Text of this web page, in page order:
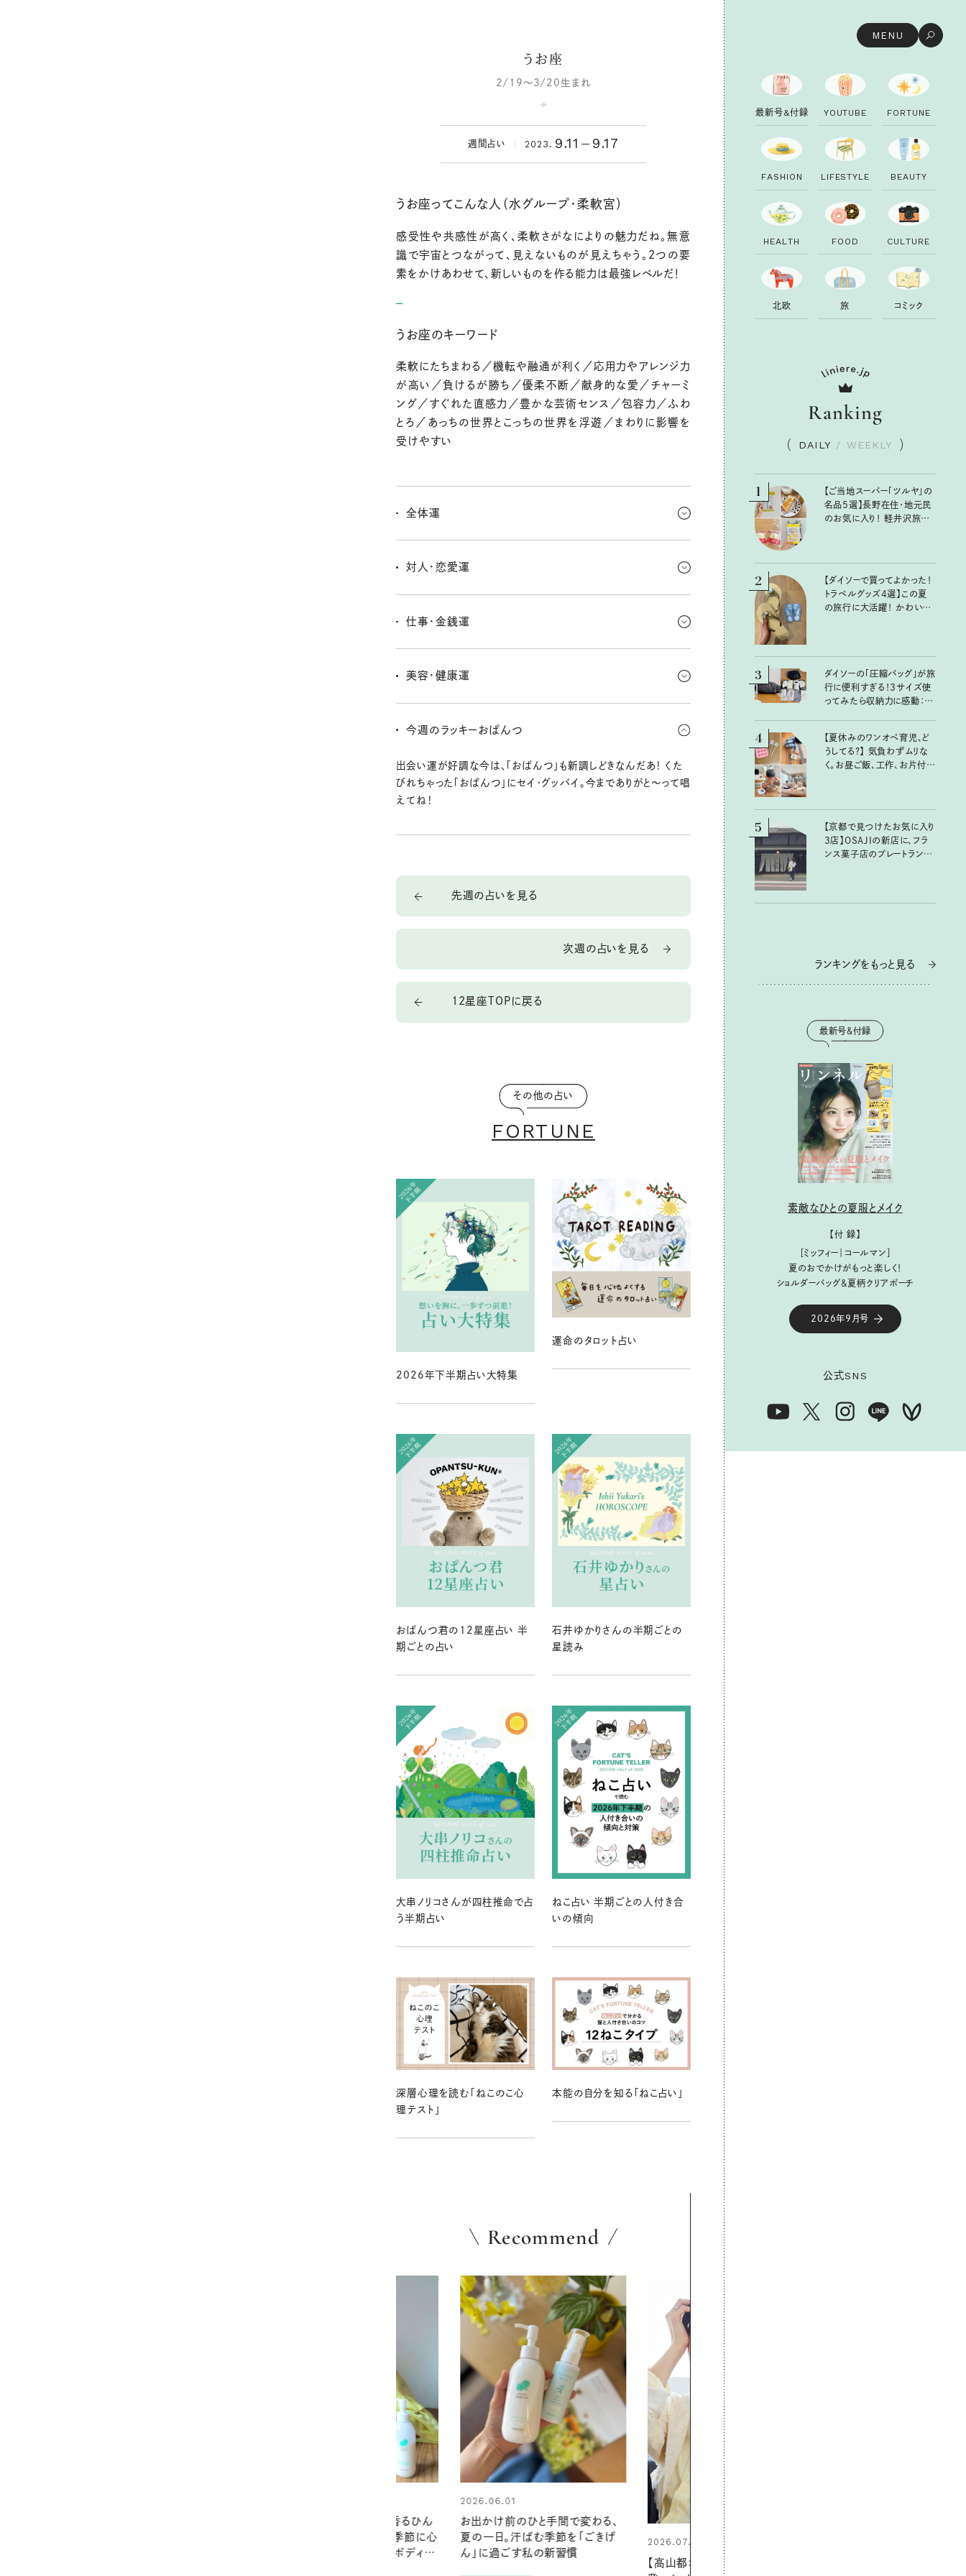
MENU
うお座
2/19～3/20生まれ
週間占い 2023. 9.11 9.17
うお座ってこんな人（水グループ・柔軟宮）
感受性や共感性が高く、柔軟さがなによりの魅力だね。無意
識で宇宙とつながって、見えないものが見えちゃう。2つの要
素をかけあわせて、新しいものを作る能力は最強レベルだ！
うお座のキーワード
柔軟にたちまわる／機転や融通が利く／応用力やアレンジ力
が高い／負けるが勝ち／優柔不断／献身的な愛／チャーミ
ング／すぐれた直感力／豊かな芸術センス／包容力／ふわ
とろ／あっちの世界とこっちの世界を浮遊／まわりに影響を
受けやすい
全体運
り合いが増えたり、新しいパートナーと出会ったり、とにかく対人運
対人・恋愛運
ハッピーな出会いがあるかもしれないし。出会いを求めて動くこと
仕事・金銭運
と説明しないと誤解の元だから気を付けよ〜。持ち込まれたトラブ
美容・健康運
なるって楽しいな〜。なんだか自己肯定感も上がっちゃうぞ。楽し
今週のラッキーおぱんつ
出会い運が好調な今は、「おぱんつ」も新調しどきなんだあ！ くた
びれちゃった「おぱんつ」にセイ・グッバイ。今までありがと〜って唱
えてね！
先週の占いを見る
次週の占いを見る
12星座TOPに戻る
その他の占い
FORTUNE
2026年下半期占い大特集
運命のタロット占い
おぱんつ君の12星座占い 半
期ごとの占い
石井ゆかりさんの半期ごとの
星読み
大串ノリコさんが四柱推命で占
う半期占い
ねこ占い 半期ごとの人付き合
いの傾向
深層心理を読む「ねこのこ心
理テスト」
本能の自分を知る「ねこ占い」
Recommend
お出かけ前のひと手間で変わる、
夏の一日。汗ばむ季節を「ごきげ
2026.07.21
2026.07.24
夏の髪と心が瞬時にリフレッシュ
する【大人気のドライシャンプー】
この1本で汗ばむ季節も一日中心
地よく
最新号&付録 YO UTU B E FO RTU N E
FAS H I O N LI FESTYLE B EAUTY
H EALTH FO O D CU LTU RE
北欧 旅 コ ミ ック
Ranking
DAILY / WEEKLY
1
【ご当地スーパー「ツルヤ」の
名品5選】長野在住・地元民
のお気に入り！ 軽井沢旅の
2
【ダイソーで買ってよかった！
トラベルグッズ4選】この夏
の旅行に大活躍！ かわいく
3
ダイソーの「圧縮バッグ」が旅
行に便利すぎる！3サイズ使
ってみたら収納力に感動：
4
【夏休みのワンオペ育児、ど
うしてる？】 気負わずムリな
く。お昼ご飯、工作、お片付け
5
【京都で見つけたお気に入り
3店】OSAJIの新店に、フラ
ンス菓子店のプレートラン
ランキングをもっと見る
最新号＆付録
素敵なひとの夏服とメイク
【付 録】
［ミッフィー｜コールマン］
夏のおでかけがもっと楽しく！
ショルダーバッグ&夏柄クリアポーチ
2026年9月号
公式SNS